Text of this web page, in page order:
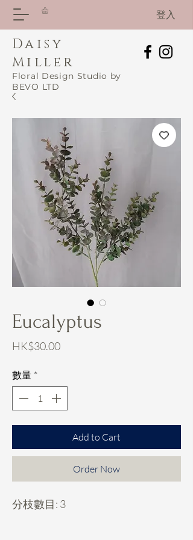
登入
Daisy
Miller
Floral Design Studio by
BEVO LTD
Eucalyptus
HK$30.00價
數量 *
Add to Cart
Order Now
分枝數目: 3